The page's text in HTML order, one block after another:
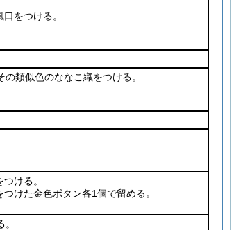
をつける。
類似色のななこ織をつける。
ける。
けた金色ボタン各1個で留める。